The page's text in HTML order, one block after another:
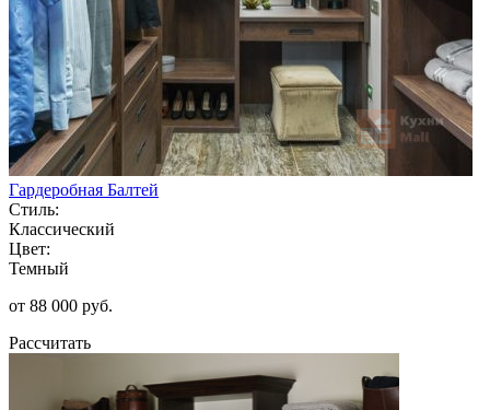
Гардеробная Балтей
Стиль:
Классический
Цвет:
Темный
от 88 000 руб.
Рассчитать